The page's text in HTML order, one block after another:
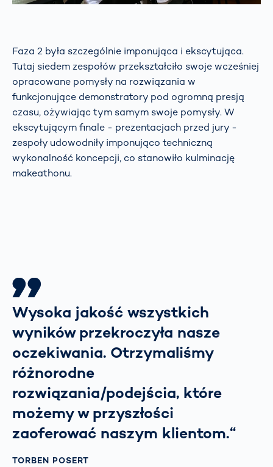
Faza 2 była szczególnie imponująca i ekscytująca.
Tutaj siedem zespołów przekształciło swoje wcześniej
opracowane pomysły na rozwiązania w
funkcjonujące demonstratory pod ogromną presją
czasu, ożywiając tym samym swoje pomysły. W
ekscytującym finale - prezentacjach przed jury -
zespoły udowodniły imponująco techniczną
wykonalność koncepcji, co stanowiło kulminację
makeathonu.
Wysoka jakość wszystkich
wyników przekroczyła nasze
oczekiwania. Otrzymaliśmy
różnorodne
rozwiązania/podejścia, które
możemy w przyszłości
zaoferować naszym klientom.“
TORBEN POSERT